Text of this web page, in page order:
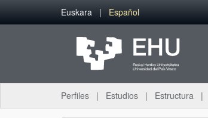
Saltar al contenido principal
Euskara Español
Perfiles Estudios Estructura